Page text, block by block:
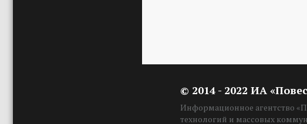
© 2014 - 2022 ИА
Информационное агентство
технологий и массовых